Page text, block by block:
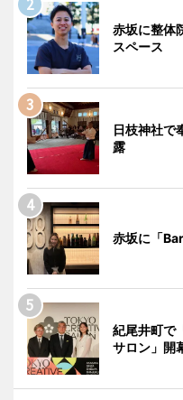
赤坂に整体
スペース
日枝神社
露
赤坂に「
紀尾井町で
サロン」開